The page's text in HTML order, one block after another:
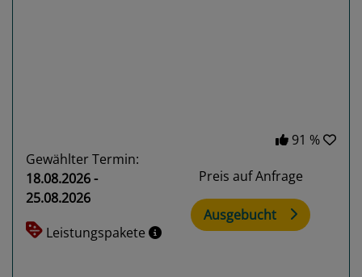
91 %
Gewählter Termin:
18.08.2026 -
25.08.2026
Leistungspakete
Preis auf Anfrage
Ausgebucht